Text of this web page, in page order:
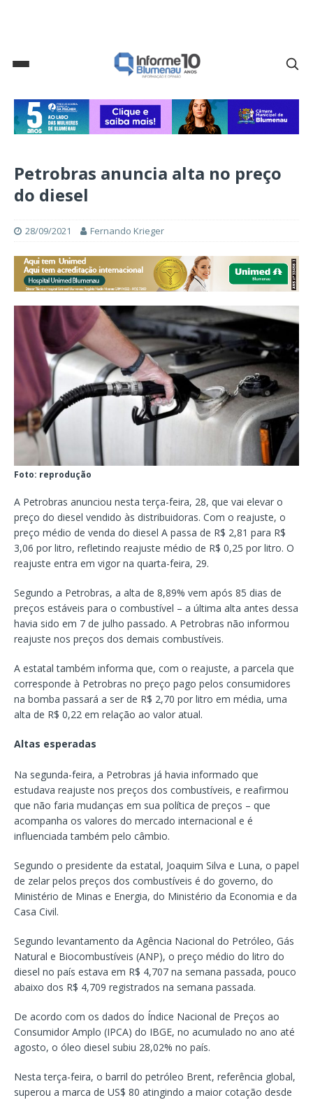
Petrobras anuncia alta no preço
do diesel
28/09/2021 Fernando Krieger
Foto: reprodução
A Petrobras anunciou nesta terça-feira, 28, que vai elevar o
preço do diesel vendido às distribuidoras. Com o reajuste, o
preço médio de venda do diesel A passa de R$ 2,81 para R$
3,06 por litro, refletindo reajuste médio de R$ 0,25 por litro. O
reajuste entra em vigor na quarta-feira, 29.
Segundo a Petrobras, a alta de 8,89% vem após 85 dias de
preços estáveis para o combustível – a última alta antes dessa
havia sido em 7 de julho passado. A Petrobras não informou
reajuste nos preços dos demais combustíveis.
A estatal também informa que, com o reajuste, a parcela que
corresponde à Petrobras no preço pago pelos consumidores
na bomba passará a ser de R$ 2,70 por litro em média, uma
alta de R$ 0,22 em relação ao valor atual.
Altas esperadas
Na segunda-feira, a Petrobras já havia informado que
estudava reajuste nos preços dos combustíveis, e reafirmou
que não faria mudanças em sua política de preços – que
acompanha os valores do mercado internacional e é
influenciada também pelo câmbio.
Segundo o presidente da estatal, Joaquim Silva e Luna, o papel
de zelar pelos preços dos combustíveis é do governo, do
Ministério de Minas e Energia, do Ministério da Economia e da
Casa Civil.
Segundo levantamento da Agência Nacional do Petróleo, Gás
Natural e Biocombustíveis (ANP), o preço médio do litro do
diesel no país estava em R$ 4,707 na semana passada, pouco
abaixo dos R$ 4,709 registrados na semana passada.
De acordo com os dados do Índice Nacional de Preços ao
Consumidor Amplo (IPCA) do IBGE, no acumulado no ano até
agosto, o óleo diesel subiu 28,02% no país.
Nesta terça-feira, o barril do petróleo Brent, referência global,
superou a marca de US$ 80 atingindo a maior cotação desde